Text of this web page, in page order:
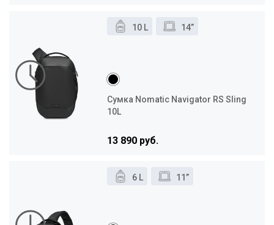
10 L 14”
Сумка Nomatic Navigator RS Sling
10L
13 890 руб.
6 L 11”